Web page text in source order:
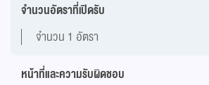
จำนวนอัตราที่เปิดรับ
จำนวน 1 อัตรา
หน้าที่และความรับผิดชอบ